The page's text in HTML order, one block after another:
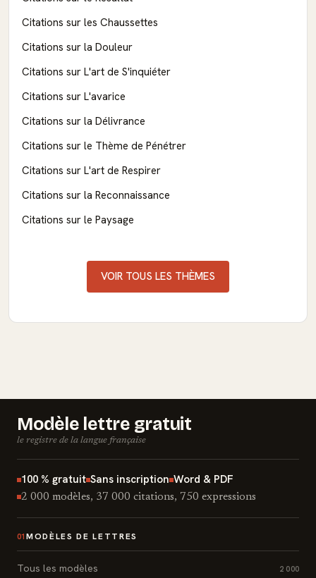
Citations sur les Chaussettes
Citations sur la Douleur
Citations sur L'art de S'inquiéter
Citations sur L'avarice
Citations sur la Délivrance
Citations sur le Thème de Pénétrer
Citations sur L'art de Respirer
Citations sur la Reconnaissance
Citations sur le Paysage
VOIR TOUS LES THÈMES
Modèle lettre gratuit
le registre de la langue française
100 % gratuit Sans inscription Word & PDF
2 000 modèles, 37 000 citations, 750 expressions
01 MODÈLES DE LETTRES
Tous les modèles 2 000